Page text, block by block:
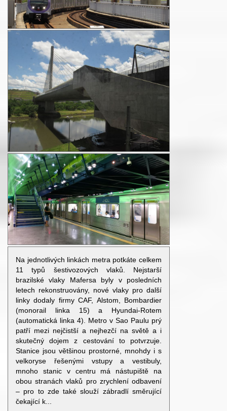
Na jednotlivých linkách metra potkáte celkem
11 typů šestivozových vlaků. Nejstarší
brazilské vlaky Mafersa byly v posledních
letech rekonstruovány, nové vlaky pro další
linky dodaly firmy CAF, Alstom, Bombardier
(monorail linka 15) a Hyundai-Rotem
(automatická linka 4). Metro v Sao Paulu prý
patří mezi nejčistší a nejhezčí na světě a i
skutečný dojem z cestování to potvrzuje.
Stanice jsou většinou prostorné, mnohdy i s
velkoryse řešenými vstupy a vestibuly,
mnoho stanic v centru má nástupiště na
obou stranách vlaků pro zrychlení odbavení
– pro to zde také slouží zábradlí směrující
čekající k...